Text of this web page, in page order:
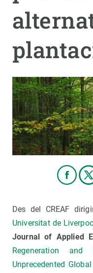
Des del CREAF
Universitat de
Journal of Applied
Regeneration
Unprecedented